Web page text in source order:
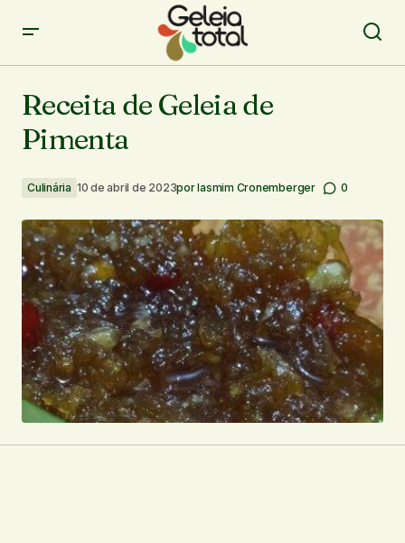
Receita de Geleia de
Pimenta
Culinária 10 de abril de 2023porIasmim Cronemberger 0